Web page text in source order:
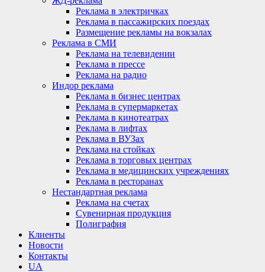
Реклама в электричках
Реклама в пассажирских поездах
Размещение рекламы на вокзалах
Реклама в СМИ
Реклама на телевидении
Реклама в прессе
Реклама на радио
Индор реклама
Реклама в бизнес центрах
Реклама в супермаркетах
Реклама в кинотеатрах
Реклама в лифтах
Реклама в ВУЗах
Реклама на стойках
Реклама в торговых центрах
Реклама в медицинских учреждениях
Реклама в ресторанах
Нестандартная реклама
Реклама на счетах
Сувенирная продукция
Полиграфия
Клиенты
Новости
Контакты
UA